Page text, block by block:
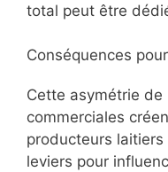
total peut être
Conséquences
Cette asymétrie
commerciales
producteurs
leviers pour